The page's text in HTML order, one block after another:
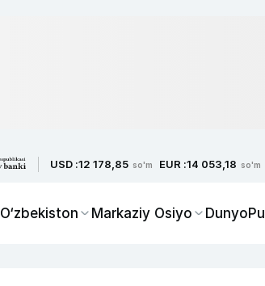
USD :12 178,85 so'm EUR :14 053,18 so'm
O‘zbekiston Markaziy Osiyo Dunyo